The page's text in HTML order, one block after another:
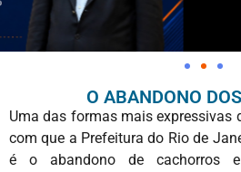
O ABANDONO
Uma das formas mais expressivas
com que a Prefeitura do Rio de
é o abandono de cachorros